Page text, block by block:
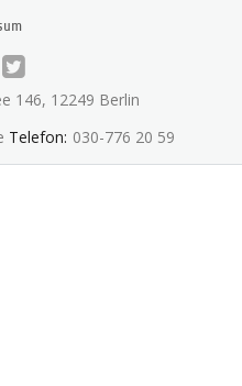
146, 12249 Berlin
Telefon: 030-776 20 59